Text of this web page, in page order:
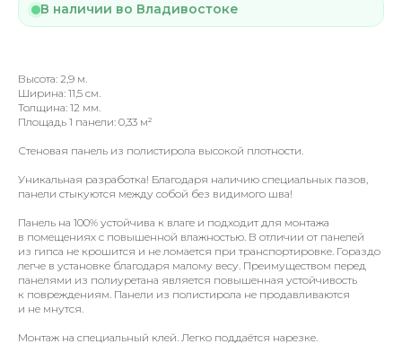
В наличии во Владивостоке
Высота: 2,9 м.
Ширина: 11,5 см.
Толщина: 12 мм.
Площадь 1 панели: 0,33 м²
Стеновая панель из полистирола высокой плотности.
Уникальная разработка! Благодаря наличию специальных пазов,
панели стыкуются между собой без видимого шва!
Панель на 100% устойчива к влаге и подходит для монтажа
в помещениях с повышенной влажностью. В отличии от панелей
из гипса не крошится и не ломается при транспортировке. Гораздо
легче в установке благодаря малому весу. Преимуществом перед
панелями из полиуретана является повышенная устойчивость
к повреждениям. Панели из полистирола не продавливаются
и не мнутся.
Монтаж на специальный клей. Легко поддаётся нарезке.